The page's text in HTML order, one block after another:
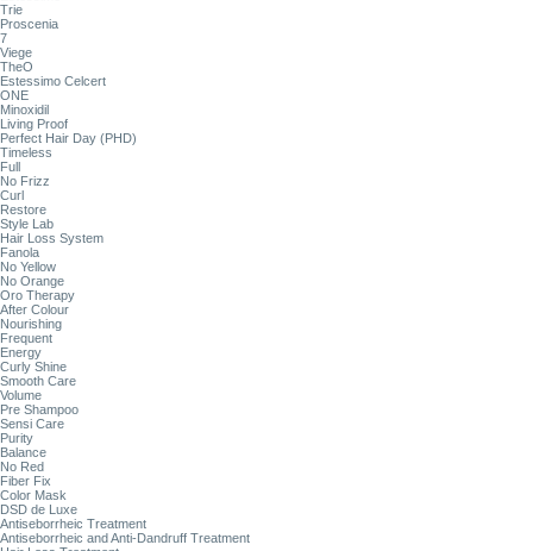
Trie
Proscenia
7
Viege
TheO
Estessimo Celcert
ONE
Minoxidil
Living Proof
Perfect Hair Day (PHD)
Timeless
Full
No Frizz
Curl
Restore
Style Lab
Hair Loss System
Fanola
No Yellow
No Orange
Oro Therapy
After Colour
Nourishing
Frequent
Energy
Curly Shine
Smooth Care
Volume
Pre Shampoo
Sensi Care
Purity
Balance
No Red
Fiber Fix
Color Mask
DSD de Luxe
Antiseborrheic Treatment
Antiseborrheic and Anti-Dandruff Treatment